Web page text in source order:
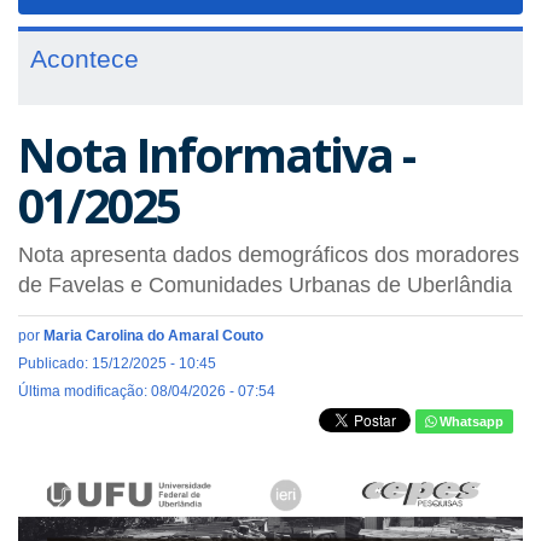
Acontece
Nota Informativa -
01/2025
Nota apresenta dados demográficos dos moradores
de Favelas e Comunidades Urbanas de Uberlândia
por Maria Carolina do Amaral Couto
Publicado: 15/12/2025 - 10:45
Última modificação: 08/04/2026 - 07:54
Whatsapp